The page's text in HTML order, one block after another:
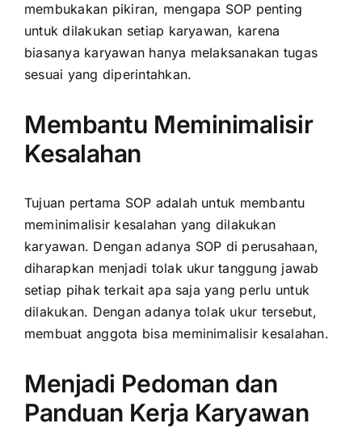
membukakan pikiran, mengapa SOP penting
untuk dilakukan setiap karyawan, karena
biasanya karyawan hanya melaksanakan tugas
sesuai yang diperintahkan.
Membantu Meminimalisir
Kesalahan
Tujuan pertama SOP adalah untuk membantu
meminimalisir kesalahan yang dilakukan
karyawan. Dengan adanya SOP di perusahaan,
diharapkan menjadi tolak ukur tanggung jawab
setiap pihak terkait apa saja yang perlu untuk
dilakukan. Dengan adanya tolak ukur tersebut,
membuat anggota bisa meminimalisir kesalahan.
Menjadi Pedoman dan
Panduan Kerja Karyawan